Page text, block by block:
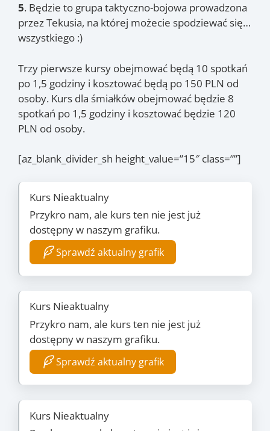
5. Będzie to grupa taktyczno-bojowa prowadzona
przez Tekusia, na której możecie spodziewać się…
wszystkiego :)
Trzy pierwsze kursy obejmować będą 10 spotkań
po 1,5 godziny i kosztować będą po 150 PLN od
osoby. Kurs dla śmiałków obejmować będzie 8
spotkań po 1,5 godziny i kosztować będzie 120
PLN od osoby.
[az_blank_divider_sh height_value=”15″ class=””]
Kurs Nieaktualny
Przykro nam, ale kurs ten nie jest już
dostępny w naszym grafiku.
Sprawdź aktualny grafik
Kurs Nieaktualny
Przykro nam, ale kurs ten nie jest już
dostępny w naszym grafiku.
Sprawdź aktualny grafik
Kurs Nieaktualny